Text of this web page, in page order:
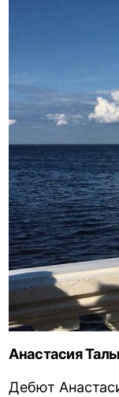
Анастасия
Дебют